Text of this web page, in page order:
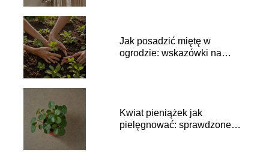
Jak posadzić miętę w
ogrodzie: wskazówki na
Kwiat pieniążek jak
pielęgnować: sprawdzone